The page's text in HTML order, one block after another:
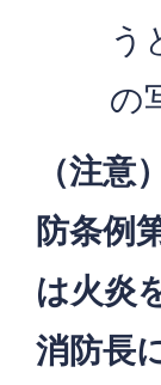
う
の
（注
防条例
は火炎
消防長